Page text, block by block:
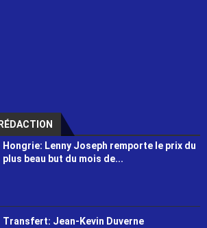
Hongrie: Lenny Joseph remporte le prix du
plus beau but du mois de...
Transfert: Jean-Kevin Duverne